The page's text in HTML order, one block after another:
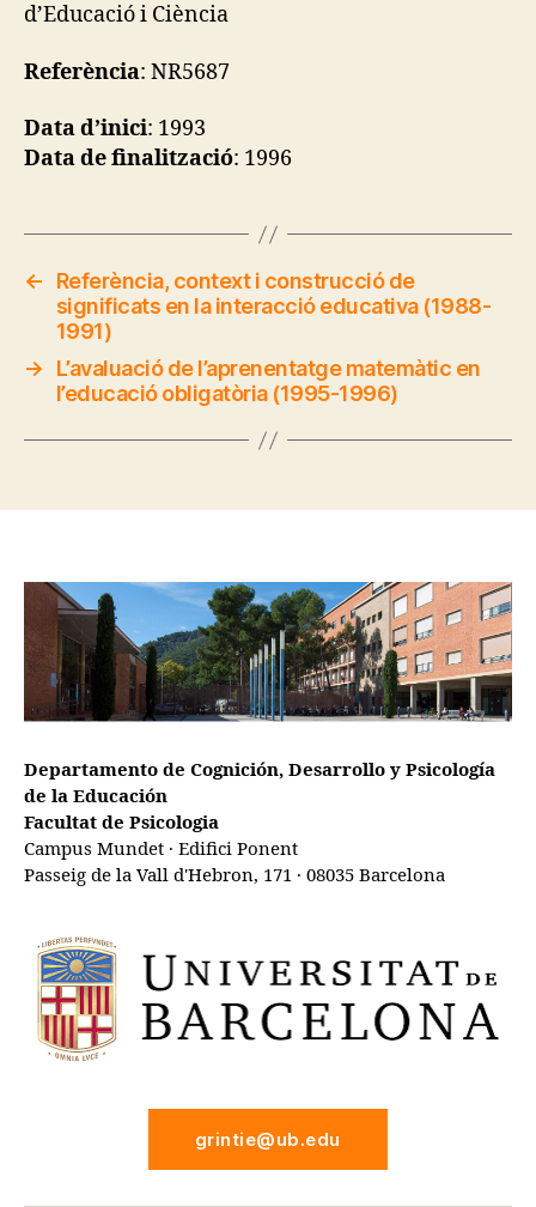
d’Educació i Ciència
Referència: NR5687
Data d’inici: 1993
Data de finalització: 1996
←
Referència, context i construcció de
significats en la interacció educativa (1988-
1991)
→
L’avaluació de l’aprenentatge matemàtic en
l’educació obligatòria (1995-1996)
Departamento de Cognición, Desarrollo y Psicología
de la Educación
Facultat de Psicologia
Campus Mundet · Edifici Ponent
Passeig de la Vall d'Hebron, 171 · 08035 Barcelona
grintie@ub.edu